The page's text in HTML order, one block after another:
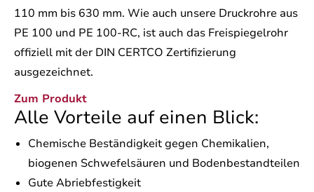
110 mm bis 630 mm. Wie auch unsere Druckrohre aus
PE 100 und PE 100-RC, ist auch das Freispiegelrohr
offiziell mit der DIN CERTCO Zertifizierung
ausgezeichnet.
Zum Produkt
Alle Vorteile auf einen Blick:
Chemische Beständigkeit gegen Chemikalien,
biogenen Schwefelsäuren und Bodenbestandteilen
Gute Abriebfestigkeit